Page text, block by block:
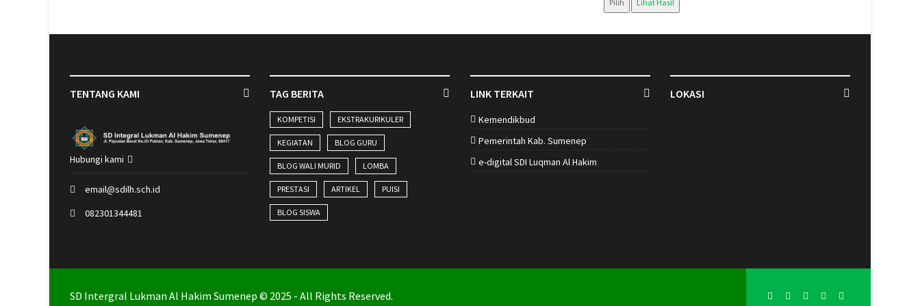
Pilih Lihat Hasil
TENTANG KAMI
Hubungi kami
email@sdilh.sch.id
082301344481
TAG BERITA
KOMPETISI EKSTRAKURIKULER
KEGIATAN BLOG GURU
BLOG WALI MURID LOMBA
PRESTASI ARTIKEL PUISI
BLOG SISWA
LINK TERKAIT
Kemendikbud
Pemerintah Kab. Sumenep
e-digital SDI Luqman Al Hakim
LOKASI
SD Intergral Lukman Al Hakim Sumenep © 2025 - All Rights Reserved.